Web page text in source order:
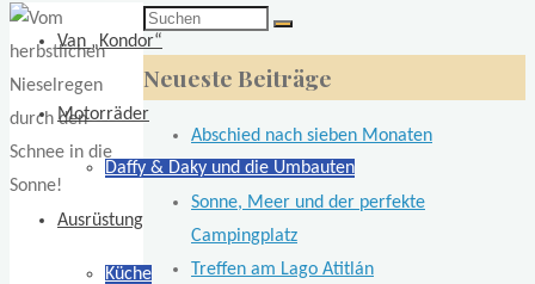
Van „Kondor“
Motorräder
Daffy & Daky und die Umbauten
Ausrüstung
Küche
Suchen
nach:
Neueste Beiträge
Abschied nach sieben Monaten
Lateinamerika
Sonne, Meer und der perfekte
Campingplatz
Treffen am Lago Atitlán